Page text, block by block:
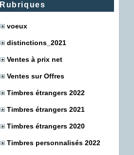
Rubriques
voeux
distinctions_2021
Ventes à prix net
Ventes sur Offres
Timbres étrangers 2022
Timbres étrangers 2021
Timbres étrangers 2020
Timbres personnalisés 2022